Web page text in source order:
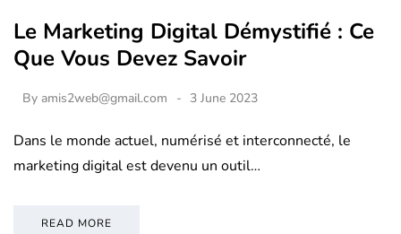
Le Marketing Digital Démystifié : Ce
Que Vous Devez Savoir
By amis2web@gmail.com 3 June 2023
Dans le monde actuel, numérisé et interconnecté, le
marketing digital est devenu un outil…
READ MORE